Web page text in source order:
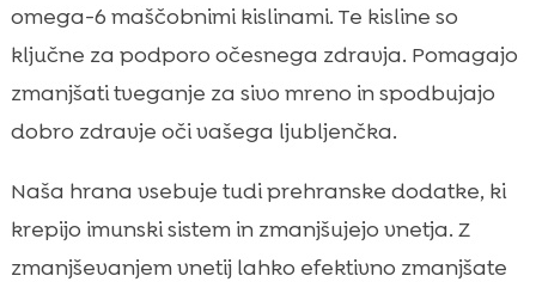
omega-6 maščobnimi kislinami. Te kisline so
ključne za podporo očesnega zdravja. Pomagajo
zmanjšati tveganje za sivo mreno in spodbujajo
dobro zdravje oči vašega ljubljenčka.
Naša hrana vsebuje tudi prehranske dodatke, ki
krepijo imunski sistem in zmanjšujejo vnetja. Z
zmanjševanjem vnetij lahko efektivno zmanjšate